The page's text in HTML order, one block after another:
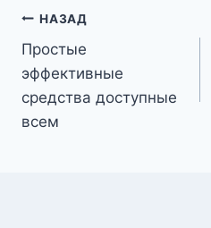
Навигация
по
записям
НАЗАД
Простые
эффективные
средства доступные
всем